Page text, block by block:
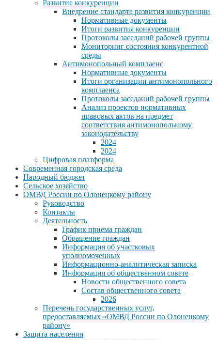
Развитие конкуренции
Внедрение стандарта развития конкуренции
Нормативные документы
Итоги развития конкуренции
Протоколы заседаний рабочей группы
Мониторинг состояния конкурентной
среды
Антимонопольный комплаенс
Нормативные документы
Итоги организации антимонопольного
комплаенса
Протоколы заседаний рабочей группы
Анализ проектов нормативных
правовых актов на предмет
соответствия антимонопольному
законодательству
2024
2024
Цифровая платформа
Современная городская среда
Народный бюджет
Сельское хозяйство
ОМВД России по Олонецкому району
Руководство
Контакты
Деятельность
График приема граждан
Обращение граждан
Информация об участковых
уполномоченных
Информационно-аналитическая записка
Информация об общественном совете
Новости общественного совета
Состав общественного совета
2026
Перечень государственных услуг,
предоставляемых «ОМВД России по Олонецкому
району»
Защита населения